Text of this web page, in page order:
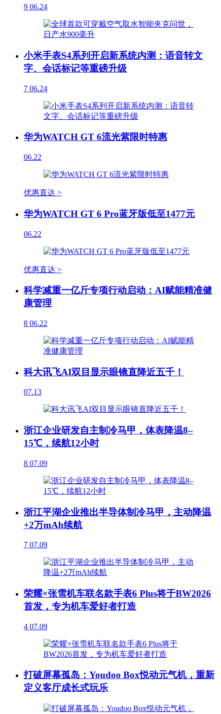
9 06.24
小米手表S4系列开启新系统内测：语音转文
字、会话标记等重磅升级
7 06.24
华为WATCH GT 6流光紫限时特惠
06.22
优惠直达 >
华为WATCH GT 6 Pro蓝牙版低至1477元
06.22
优惠直达 >
科学减重一亿斤专项行动启动：AI赋能精准健
康管理
8 06.22
科大讯飞AI双目显示眼镜直降近五千！
07.13
浙江企业研发自主制冷马甲，体表降温8–
15℃，续航12小时
8 07.09
浙江平湖企业推出半导体制冷马甲，主动降温
+2万mAh续航
7 07.09
荣耀×张雪机车联名款手表6 Plus将于BW2026
首发，专为机车爱好者打造
4 07.09
打破屏幕孤岛：Youdoo Box悦动元气机，重新
定义客厅成长式玩乐